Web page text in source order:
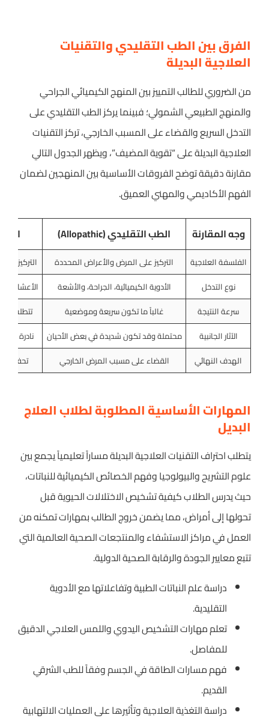
الفرق بين الطب التقليدي والتقنيات
العلاجية البديلة
من الضروري للطالب التمييز بين المنهج الكيميائي الجراحي
والمنهج الطبيعي الشمولي؛ فبينما يركز الطب التقليدي على
التدخل السريع والقضاء على المسبب الخارجي، تركز التقنيات
العلاجية البديلة على “تقوية المضيف”، ويظهر الجدول التالي
مقارنة دقيقة توضح الفروقات الأساسية بين المنهجين لضمان
الفهم الأكاديمي والمهني العميق.
وجه المقارنة الطب التقليدي (Allopathic)
الفلسفة العلاجية التركيز على المرض والأعراض المحددة
التركيز
نوع التدخل
الأدوية الكيميائية، الجراحة، والأشعة
الأعشاب،
سرعة النتيجة
غالباً ما تكون سريعة وموضعية
تتطلب
الآثار الجانبية
محتملة وقد تكون شديدة في بعض الأحيان
نادرة
الهدف النهائي
القضاء على مسبب المرض الخارجي تحفيز
المهارات الأساسية المطلوبة لطلاب العلاج
البديل
يتطلب احتراف التقنيات العلاجية البديلة مساراً تعليمياً يجمع بين
علوم التشريح والبيولوجيا وفهم الخصائص الكيميائية للنباتات،
حيث يدرس الطلاب كيفية تشخيص الاختلالات الحيوية قبل
تحولها إلى أمراض، مما يضمن خروج الطالب بمهارات تمكنه من
العمل في مراكز الاستشفاء والمنتجعات الصحية العالمية التي
تتبع معايير الجودة والرقابة الصحية الدولية.
دراسة علم النباتات الطبية وتفاعلاتها مع الأدوية
التقليدية.
تعلم مهارات التشخيص اليدوي واللمس العلاجي الدقيق
للمفاصل.
فهم مسارات الطاقة في الجسم وفقاً للطب الشرقي
القديم.
دراسة التغذية العلاجية وتأثيرها على العمليات الالتهابية